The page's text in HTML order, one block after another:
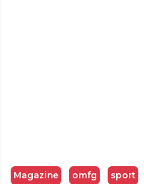
Magazine omfg sport